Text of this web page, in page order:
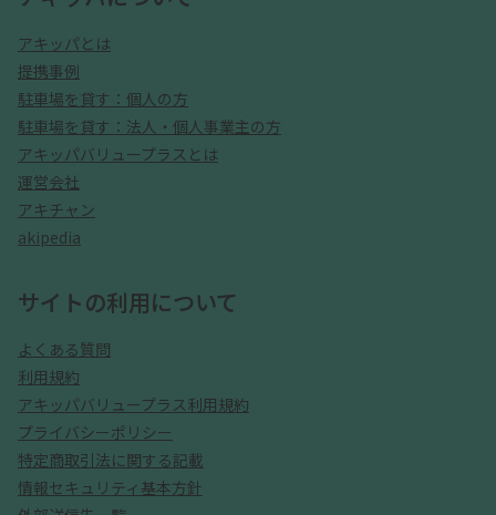
アキッパとは
提携事例
駐車場を貸す：個人の方
駐車場を貸す：法人・個人事業主の方
アキッパバリュープラスとは
運営会社
アキチャン
akipedia
サイトの利用について
よくある質問
利用規約
アキッパバリュープラス利用規約
プライバシーポリシー
特定商取引法に関する記載
情報セキュリティ基本方針